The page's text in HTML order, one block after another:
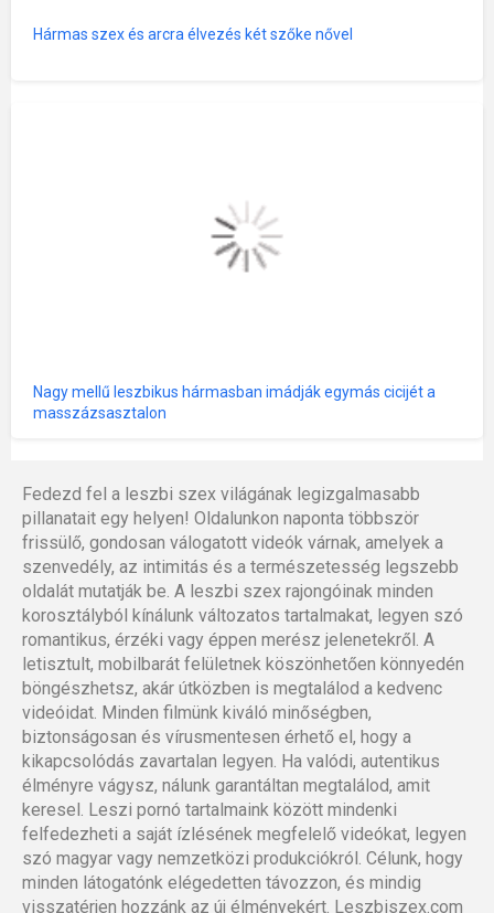
Hármas szex és arcra élvezés két szőke nővel
Nagy mellű leszbikus hármasban imádják egymás cicijét a
masszázsasztalon
Fedezd fel a leszbi szex világának legizgalmasabb
pillanatait egy helyen! Oldalunkon naponta többször
frissülő, gondosan válogatott videók várnak, amelyek a
szenvedély, az intimitás és a természetesség legszebb
oldalát mutatják be. A leszbi szex rajongóinak minden
korosztályból kínálunk változatos tartalmakat, legyen szó
romantikus, érzéki vagy éppen merész jelenetekről. A
letisztult, mobilbarát felületnek köszönhetően könnyedén
böngészhetsz, akár útközben is megtalálod a kedvenc
videóidat. Minden filmünk kiváló minőségben,
biztonságosan és vírusmentesen érhető el, hogy a
kikapcsolódás zavartalan legyen. Ha valódi, autentikus
élményre vágysz, nálunk garantáltan megtalálod, amit
keresel. Leszi pornó tartalmaink között mindenki
felfedezheti a saját ízlésének megfelelő videókat, legyen
szó magyar vagy nemzetközi produkciókról. Célunk, hogy
minden látogatónk elégedetten távozzon, és mindig
visszatérjen hozzánk az új élményekért. Leszbiszex.com